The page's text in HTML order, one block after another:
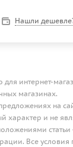
Нашли
для интернет-
магазинах.
на
характер и не
статьи
Все